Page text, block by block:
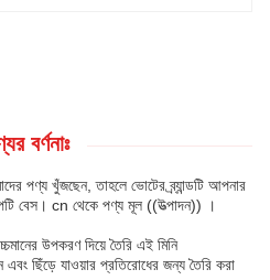
বর্ণনাঃ
পণ্য খুঁজছেন, তাহলে ভোটের ব্র্যান্ডটি আপনার
বেস। cn থেকে পণ্য মূল ((উত্পাদন)) ।
উপকরণ দিয়ে তৈরি এই মিনি
এবং ছিঁড়ে যাওয়ার প্রতিরোধের জন্য তৈরি করা